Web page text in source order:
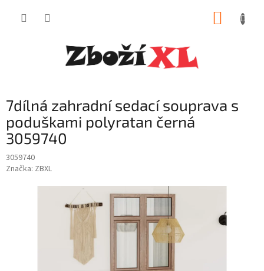
7dílná zahradní sedací souprava s
poduškami polyratan černá
3059740
3059740
Značka: ZBXL